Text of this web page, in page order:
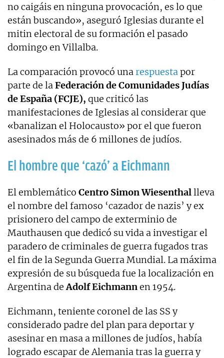
no caigáis en ninguna provocación, es lo que
están buscando», aseguró Iglesias durante el
mitin electoral de su formación el pasado
domingo en Villalba.
La comparación provocó unarespuestapor
parte de laFederación de Comunidades Judías
de España (FCJE), que criticó las
manifestaciones de Iglesias al considerar que
«banalizan el Holocausto» por el que fueron
asesinados más de 6 millones de judíos.
El hombre que ‘cazó’ a Eichmann
El emblemático Centro Simon Wiesenthallleva
el nombre del famoso ‘cazador de nazis’ y ex
prisionero del campo de exterminio de
Mauthausen que dedicó su vida a investigar el
paradero de criminales de guerra fugados tras
el fin de la Segunda Guerra Mundial. La máxima
expresión de su búsqueda fue la localización en
Argentina deAdolf Eichmannen 1954.
Eichmann, teniente coronel de las SS y
considerado padre del plan para deportar y
asesinar en masa a millones de judíos, había
logrado escapar de Alemania tras la guerra y